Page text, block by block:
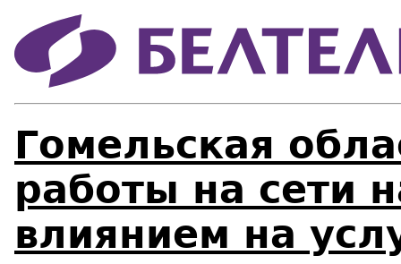
Гомельская
работы на сети
влиянием на